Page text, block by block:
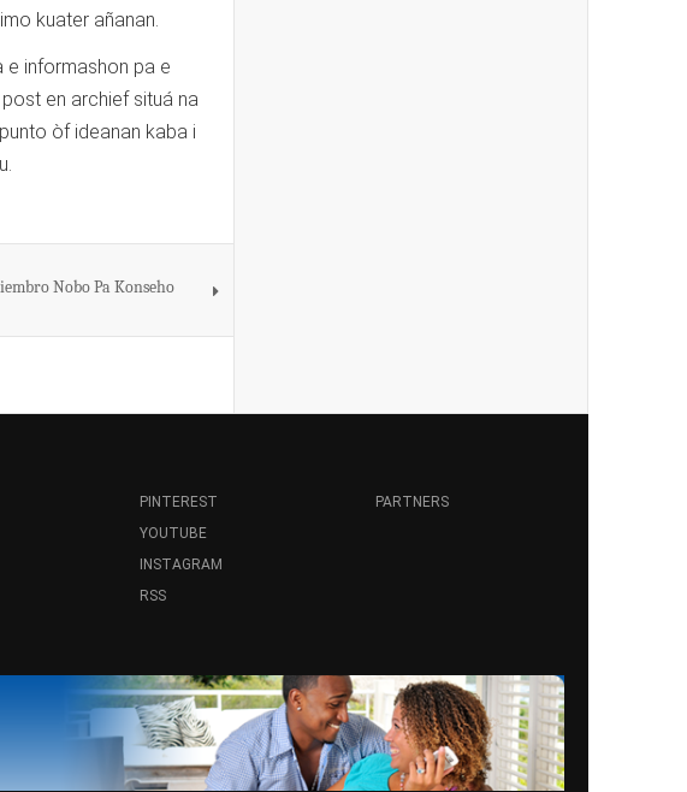
kuater añanan.
e informashon pa e
en archief situá na
òf ideanan kaba i
Nobo Pa Konseho
PINTEREST
YOUTUBE
INSTAGRAM
RSS
PARTNERS